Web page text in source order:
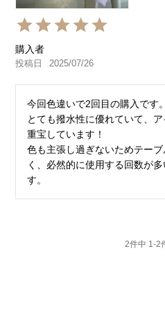
購入者
投稿日 2025/07/26
今回色違いで2回目の購入です。
とても撥水性に優れていて、
重宝しています！
色も主張し過ぎないためテー
く、必然的に使用する回数が
す。
2件中 1-2